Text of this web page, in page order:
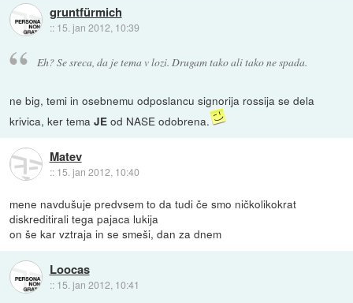
gruntfürmich
:: 15. jan 2012, 10:39
Eh? Se sreca, da je tema v lozi. Drugam tako ali tako ne spada.
ne big, temi in osebnemu odposlancu signorija rossija se dela
krivica, ker temaJE od NASE odobrena.
Matev
:: 15. jan 2012, 10:40
mene navdušuje predvsem to da tudi če smo ničkolikokrat
diskreditirali tega pajaca lukija
on še kar vztraja in se smeši, dan za dnem
Loocas
:: 15. jan 2012, 10:41